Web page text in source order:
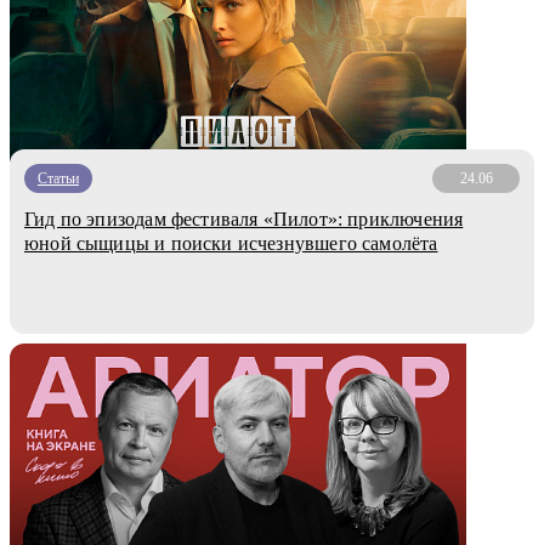
Статьи 24.06
Гид по эпизодам фестиваля «Пилот»: приключения
юной сыщицы и поиски исчезнувшего самолёта